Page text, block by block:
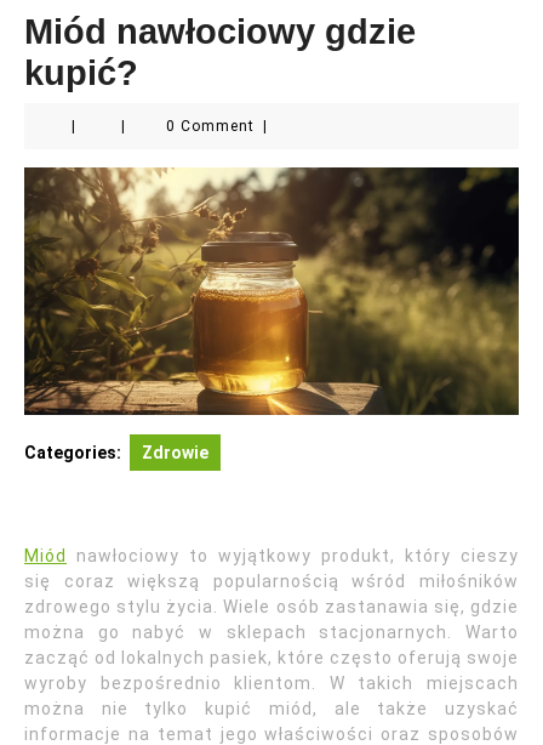
Miód nawłociowy gdzie
kupić?
0 Comment
Categories: Zdrowie
Miód
nawłociowy to wyjątkowy produkt, który cieszy
się coraz większą popularnością wśród miłośników
zdrowego stylu życia. Wiele osób zastanawia się, gdzie
można go nabyć w sklepach stacjonarnych. Warto
zacząć od lokalnych pasiek, które często oferują swoje
wyroby bezpośrednio klientom. W takich miejscach
można nie tylko kupić miód, ale także uzyskać
informacje na temat jego właściwości oraz sposobów